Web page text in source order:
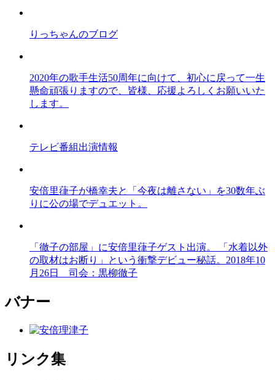
りっちゃんのブログ
2020年の歌手生活50周年に向けて、初心に戻って一生
懸命頑張りますので、皆様、応援よろしくお願いいた
します。
テレビ番組出演情報
安倍里葎子が橋幸夫と「今夜は離さない」を30数年ぶ
りに公の場でデュエット。
「徹子の部屋」に安倍里葎子ゲスト出演。 「水着以外
の取材はお断り」という衝撃デビュー秘話。2018年10
月26日 司会：黒柳徹子
バナー
リンク集